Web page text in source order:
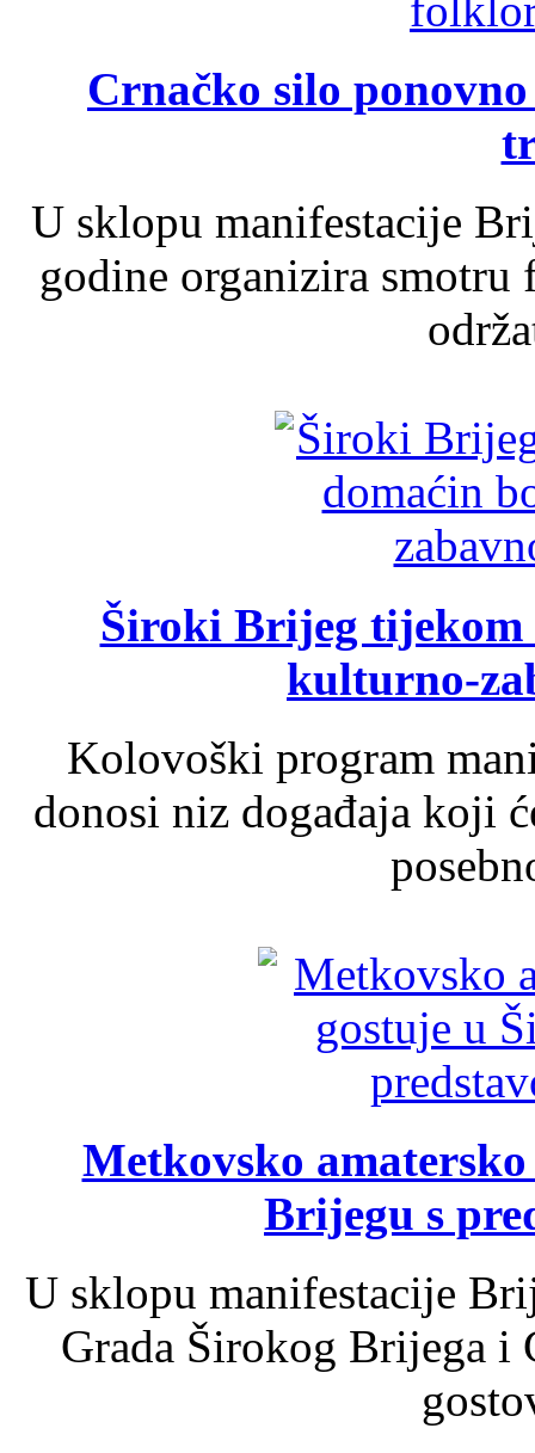
Crnačko silo
U sklopu manifestacije
godine organizira
Široki Brijeg tijekom
kulturno-
Kolovoški program
donosi niz događaja koji
Metkovsko
Brijegu s
U sklopu manifestacije
Grada Širokog Brijega